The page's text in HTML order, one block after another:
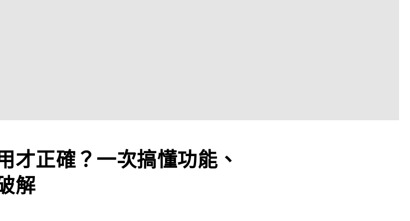
才正確？一次搞懂功能、
解